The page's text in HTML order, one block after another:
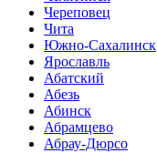
Череповец
Чита
Южно-Сахалинск
Ярославль
Абатский
Абезь
Абинск
Абрамцево
Абрау-Дюрсо